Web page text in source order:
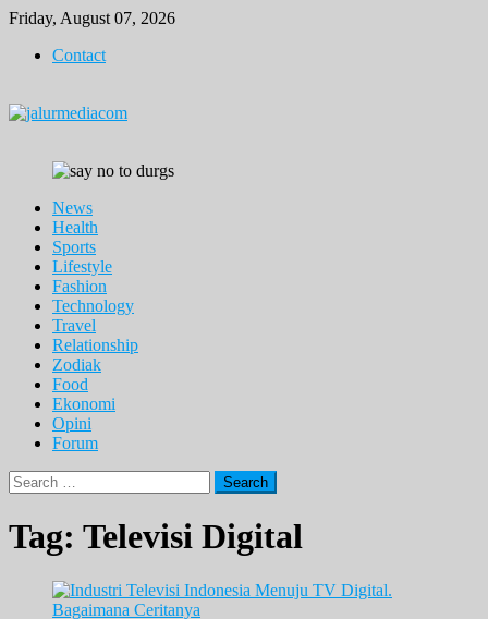
Skip
content
Friday, August 07, 2026
Contact
News
Health
Sports
Lifestyle
Fashion
Technology
Travel
Relationship
Zodiak
Food
Ekonomi
Opini
Forum
Search
for:
Tag: Televisi Digital